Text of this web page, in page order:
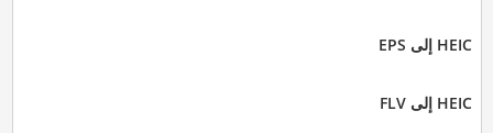
HEIC إلى EPS
HEIC إلى FLV